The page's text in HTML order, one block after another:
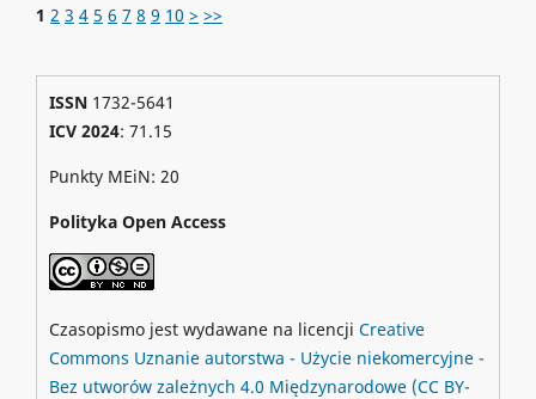
1 2 3 4 5 6 7 8 9 10 > >>
ISSN1732-5641
ICV 2024: 71.15
Punkty MEiN: 20
Polityka Open Access
Czasopismo jest wydawane na licencji Creative
Commons Uznanie autorstwa - Użycie niekomercyjne -
Bez utworów zależnych 4.0 Międzynarodowe (CC BY-